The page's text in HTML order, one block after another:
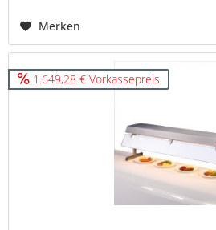
Merken
1.649,28 € Vorkassepreis